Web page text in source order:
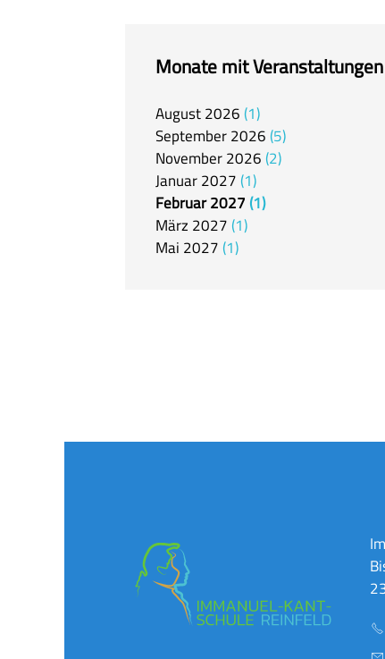
Monate mit Veranstaltungen
August2026 1
September2026 5
November2026 2
Januar2027 1
Februar2027 1
März 2027 1
Mai 2027 1